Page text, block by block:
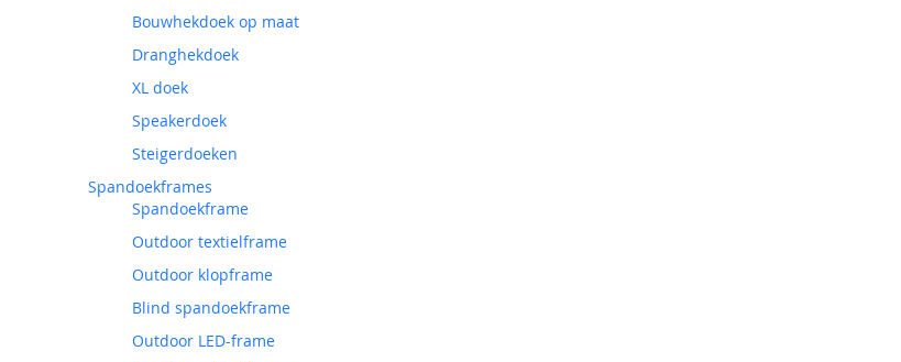
Bouwhekdoek op maat
Dranghekdoek
XL doek
Speakerdoek
Steigerdoeken
Spandoekframes
Spandoekframe
Outdoor textielframe
Outdoor klopframe
Blind spandoekframe
Outdoor LED-frame